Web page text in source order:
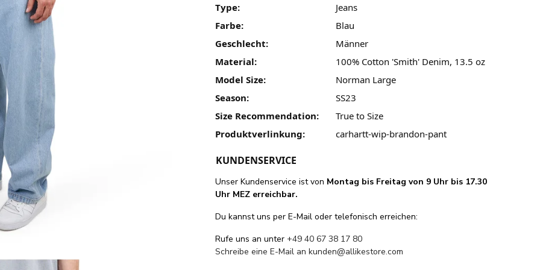
Type:
Jeans
Farbe:
Blau
Geschlecht:
Männer
Material:
100% Cotton 'Smith' Denim, 13.5 oz
Model Size:
Norman Large
Season:
SS23
Size Recommendation:
True to Size
Produktverlinkung:
carhartt-wip-brandon-pant
KUNDENSERVICE
Unser Kundenservice ist von Montag bis Freitag von 9 Uhr bis 17.30
Uhr MEZ erreichbar.
Du kannst uns per E-Mail oder telefonisch erreichen:
Rufe uns an unter+49 40 67 38 17 80
Schreibe eine E-Mail ankunden@allikestore.com